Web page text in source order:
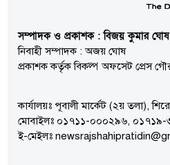
সম্পাদক ও প্রকাশক : বিজয় কুমার ঘোষ
নিবাহী সম্পাদক : অজয় ঘোষ
প্রকাশক কর্তৃক বিকল্প অফসেট প্রেস
কার্যালয়ঃ পূবালী মার্কেট (২য় তলা),
মোবাইলঃ ০১৭১১-০০০২৯৬,
ই-মেইলঃ